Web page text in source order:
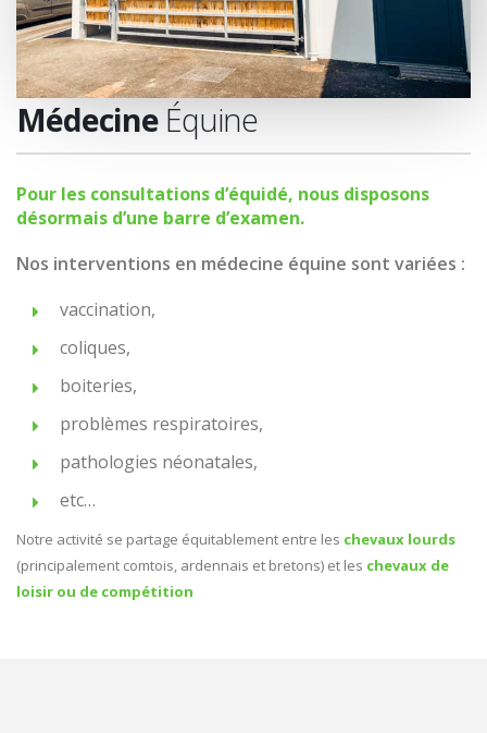
Médecine Équine
Pour les consultations d’équidé, nous disposons
désormais d’une barre d’examen.
Nos interventions en médecine équine sont variées :
vaccination,
coliques,
boiteries,
problèmes respiratoires,
pathologies néonatales,
etc…
Notre activité se partage équitablement entre les chevaux lourds
(principalement comtois, ardennais et bretons) et les chevaux de
loisir ou de compétition